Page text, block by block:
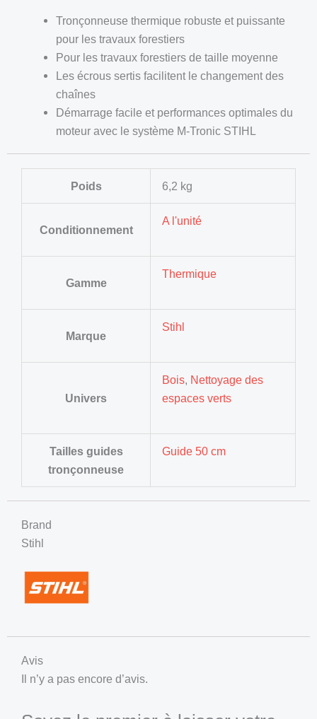
Tronçonneuse thermique robuste et puissante
pour les travaux forestiers
Pour les travaux forestiers de taille moyenne
Les écrous sertis facilitent le changement des
chaînes
Démarrage facile et performances optimales du
moteur avec le système M-Tronic STIHL
Poids 6,2 kg
Conditionnement
A l'unité
Gamme
Thermique
Marque
Stihl
Univers
Bois, Nettoyage des
espaces verts
Tailles guides
tronçonneuse
Guide 50 cm
Brand
Stihl
Avis
Il n’y a pas encore d’avis.